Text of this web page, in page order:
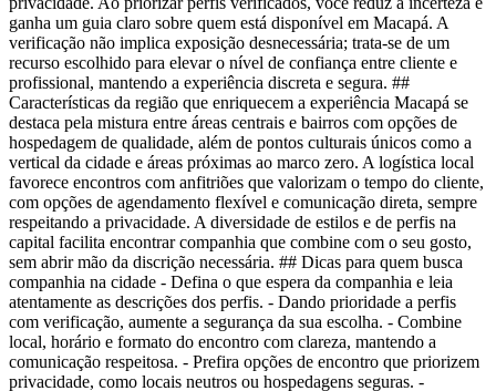
ganha um guia claro sobre quem está disponível em Macapá. A
verificação não implica exposição desnecessária; trata-se de um
recurso escolhido para elevar o nível de confiança entre cliente e
profissional, mantendo a experiência discreta e segura. ##
Características da região que enriquecem a experiência Macapá se
destaca pela mistura entre áreas centrais e bairros com opções de
hospedagem de qualidade, além de pontos culturais únicos como a
vertical da cidade e áreas próximas ao marco zero. A logística local
favorece encontros com anfitriões que valorizam o tempo do cliente,
com opções de agendamento flexível e comunicação direta, sempre
respeitando a privacidade. A diversidade de estilos e de perfis na
capital facilita encontrar companhia que combine com o seu gosto,
sem abrir mão da discrição necessária. ## Dicas para quem busca
companhia na cidade - Defina o que espera da companhia e leia
atentamente as descrições dos perfis. - Dando prioridade a perfis
com verificação, aumente a segurança da sua escolha. - Combine
local, horário e formato do encontro com clareza, mantendo a
comunicação respeitosa. - Prefira opções de encontro que priorizem
privacidade, como locais neutros ou hospedagens seguras. -